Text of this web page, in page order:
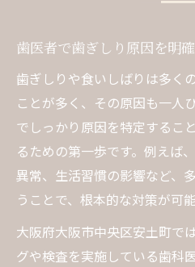
とは
歯医者の丁寧な説
噛み合わせ調整を
堺筋本町エリアの
ト
歯ぎしり治療は歯
歯医者の丁寧な説明で歯
ント
歯医者の説明力が
歯医者で歯ぎしり原因を明
歯ぎしりや食いしばりは多く
ことが多く、その原因も一人
でしっかり原因を特定するこ
るための第一歩です。例えば
異常、生活習慣の影響など、
うことで、根本的な対策が可
大阪府大阪市中央区安土町で
グや検査を実施している歯科